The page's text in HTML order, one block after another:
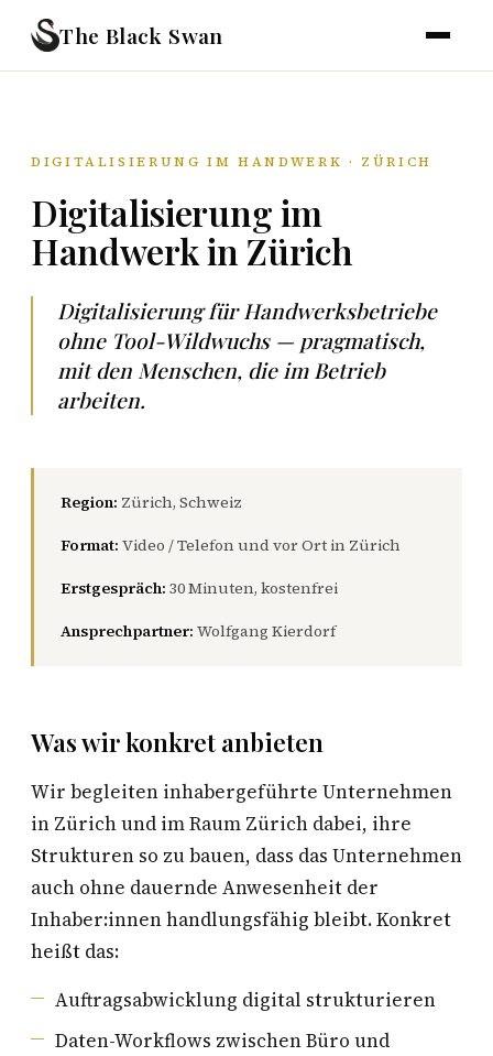
The Black Swan
DIGITALISIERUNG IM HANDWERK · ZÜRICH
Digitalisierung im
Handwerk in Zürich
Digitalisierung für Handwerksbetriebe
ohne Tool-Wildwuchs — pragmatisch,
mit den Menschen, die im Betrieb
arbeiten.
Region: Zürich, Schweiz
Format: Video / Telefon und vor Ort in Zürich
Erstgespräch: 30 Minuten, kostenfrei
Ansprechpartner: Wolfgang Kierdorf
Was wir konkret anbieten
Wir begleiten inhabergeführte Unternehmen
in Zürich und im Raum Zürich dabei, ihre
Strukturen so zu bauen, dass das Unternehmen
auch ohne dauernde Anwesenheit der
Inhaber:innen handlungsfähig bleibt. Konkret
heißt das:
Auftragsabwicklung digital strukturieren
Daten-Workflows zwischen Büro und